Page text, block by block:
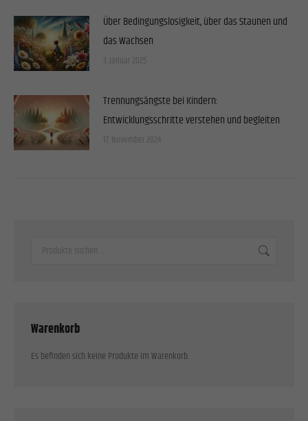
Über Bedingungslosigkeit, über das Staunen und
das Wachsen
3. Januar 2025
Trennungsängste bei Kindern:
Entwicklungsschritte verstehen und begleiten
17. November 2024
Warenkorb
Es befinden sich keine Produkte im Warenkorb.